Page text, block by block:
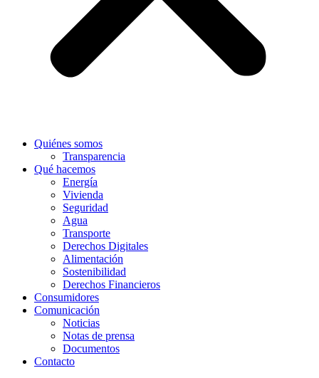
Quiénes somos
Transparencia
Qué hacemos
Energía
Vivienda
Seguridad
Agua
Transporte
Derechos Digitales
Alimentación
Sostenibilidad
Derechos Financieros
Consumidores
Comunicación
Noticias
Notas de prensa
Documentos
Contacto